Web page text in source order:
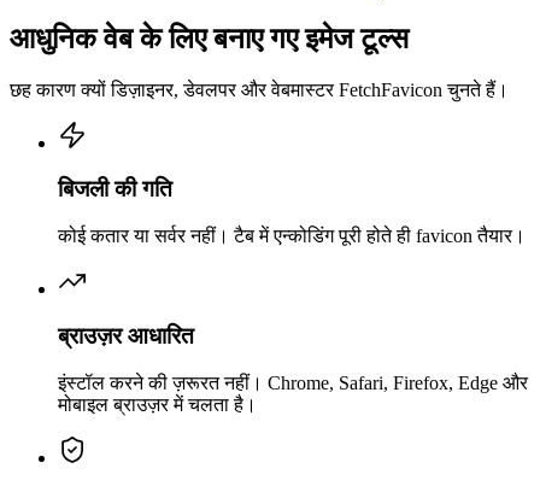
आधुनिक वेब के लिए बनाए गए इमेज टूल्स
छह कारण क्यों डिज़ाइनर, डेवलपर और वेबमास्टर FetchFavicon चुनते हैं।
बिजली की गति
कोई कतार या सर्वर नहीं। टैब में एन्कोडिंग पूरी होते ही favicon तैयार।
ब्राउज़र आधारित
इंस्टॉल करने की ज़रूरत नहीं। Chrome, Safari, Firefox, Edge और
मोबाइल ब्राउज़र में चलता है।